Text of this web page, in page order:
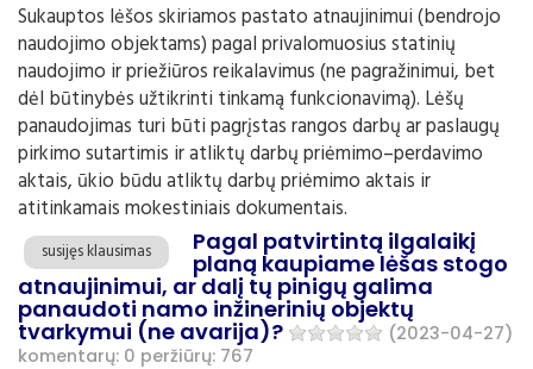
Sukauptos lėšos skiriamos pastato atnaujinimui (bendrojo
naudojimo objektams) pagal privalomuosius statinių
naudojimo ir priežiūros reikalavimus (ne pagražinimui, bet
dėl būtinybės užtikrinti tinkamą funkcionavimą). Lėšų
panaudojimas turi būti pagrįstas rangos darbų ar paslaugų
pirkimo sutartimis ir atliktų darbų priėmimo–perdavimo
aktais, ūkio būdu atliktų darbų priėmimo aktais ir
atitinkamais mokestiniais dokumentais.
susijęs klausimas Pagal patvirtintą ilgalaikį
planą kaupiame lėšas stogo
atnaujinimui, ar dalį tų pinigų galima
panaudoti namo inžinerinių objektų
tvarkymui (ne avarija)?
(2023-04-27)
komentarų: 0 peržiūrų: 767